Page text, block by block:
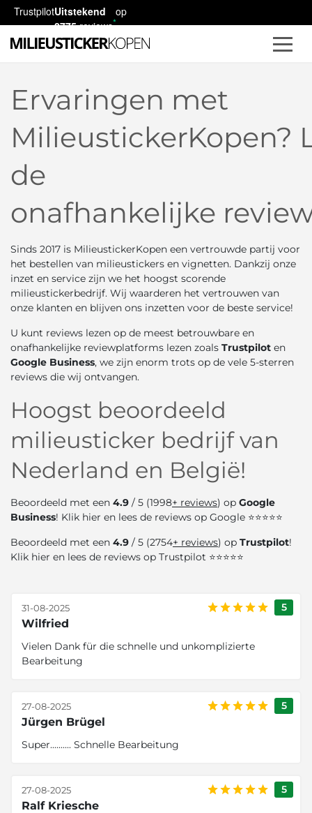
TrustpilotUitstekend
2775reviews
op
Ervaringen met
MilieustickerKopen?
de
onafhankelijke
Sinds 2017 is MilieustickerKopen een vertrouwde partij voor
het bestellen van milieustickers en vignetten. Dankzij onze
inzet en service zijn we het hoogst scorende
milieustickerbedrijf. Wij waarderen het vertrouwen van
onze klanten en blijven ons inzetten voor de beste service!
U kunt reviews lezen op de meest betrouwbare en
onafhankelijke reviewplatforms lezen zoals Trustpilot en
Google Business, we zijn enorm trots op de vele 5-sterren
reviews die wij ontvangen.
Hoogst beoordeeld
milieusticker bedrijf van
Nederland en België!
Beoordeeld met een 4.9 / 5 (1998+ reviews) op Google
Business! Klik hier en lees de reviews op Google ⭐⭐⭐⭐⭐
Beoordeeld met een 4.9 / 5 (2754+ reviews) op Trustpilot!
Klik hier en lees de reviews op Trustpilot ⭐⭐⭐⭐⭐
5
Wilfried
31-08-2025
Vielen Dank für die schnelle und unkomplizierte
Bearbeitung
5
Jürgen Brügel
27-08-2025
Super.......... Schnelle Bearbeitung
5
Ralf Kriesche
27-08-2025